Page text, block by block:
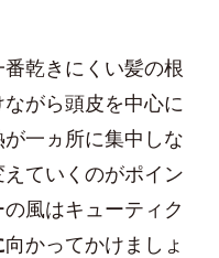
乾きにくい髪の根
がら頭皮を中心に
一ヵ所に集中しな
ていくのがポイン
風はキューティク
向かってかけましょ